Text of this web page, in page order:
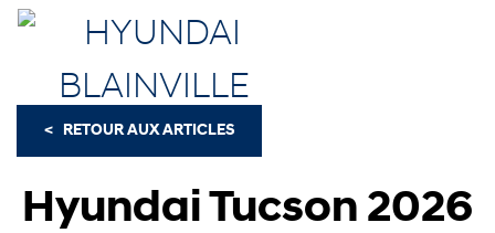
< RETOUR AUXARTICLES
Hyundai Tucson 2026